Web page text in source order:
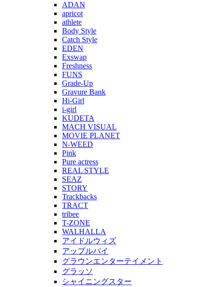
ADAN
apricot
athlete
Body Style
Catch Style
EDEN
Exswap
Freshness
FUNS
Grade-Up
Gravure Bank
Hi-Girl
i-girl
KUDETA
MACH VISUAL
MOVIE PLANET
N-WEED
Pink
Pure actress
REAL STYLE
SEAZ
STORY
Trackbacks
TRACT
tribee
T-ZONE
WALHALLA
アイドルウィズ
アップルパイ
グラウンエンターテイメント
グラッソ
シャイニングスター